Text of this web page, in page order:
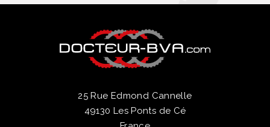
25 Rue Edmond Cannelle
49130 Les Ponts de Cé